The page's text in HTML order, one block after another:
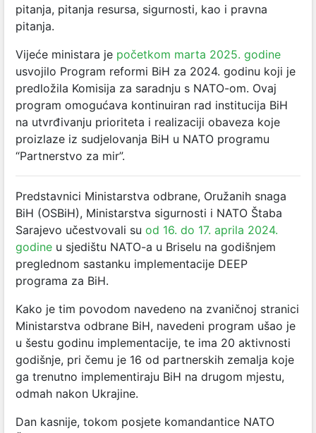
pitanja, pitanja resursa, sigurnosti, kao i pravna
pitanja.
Vijeće ministara je početkom marta 2025. godine
usvojilo Program reformi BiH za 2024. godinu koji je
predložila Komisija za saradnju s NATO-om. Ovaj
program omogućava kontinuiran rad institucija BiH
na utvrđivanju prioriteta i realizaciji obaveza koje
proizlaze iz sudjelovanja BiH u NATO programu
“Partnerstvo za mir”.
Predstavnici Ministarstva odbrane, Oružanih snaga
BiH (OSBiH), Ministarstva sigurnosti i NATO Štaba
Sarajevo učestvovali su od 16. do 17. aprila 2024.
godine u sjedištu NATO-a u Briselu na godišnjem
preglednom sastanku implementacije DEEP
programa za BiH.
Kako je tim povodom navedeno na zvaničnoj stranici
Ministarstva odbrane BiH, navedeni program ušao je
u šestu godinu implementacije, te ima 20 aktivnosti
godišnje, pri čemu je 16 od partnerskih zemalja koje
ga trenutno implementiraju BiH na drugom mjestu,
odmah nakon Ukrajine.
Dan kasnije, tokom posjete komandantice NATO